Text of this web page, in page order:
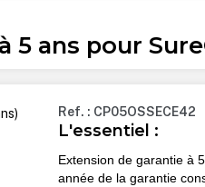
5 ans pour
Ref. : CP05OSSECE42
L'essentiel :
Extension de garantie à
année de la garantie